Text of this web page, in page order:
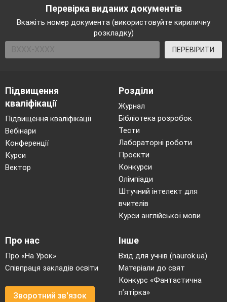
Перевірка виданих документів
Вкажіть номер документа (використовуйте кириличну
розкладку)
ПЕРЕВІРИТИ
Підвищення
кваліфікації
Підвищення кваліфікації
Вебінари
Конференції
Курси
Вектор
Розділи
Журнал
Бібліотека розробок
Тести
Лабораторні роботи
Проєкти
Конкурси
Олімпіади
Штучний інтелект для
вчителів
Курси англійської мови
Про нас
Про «На Урок»
Співпраця закладів освіти
Зворотний зв'язок
Інше
Вхід для учнів (naurok.ua)
Матеріали до свят
Конкурс «Фантастична
п’ятірка»